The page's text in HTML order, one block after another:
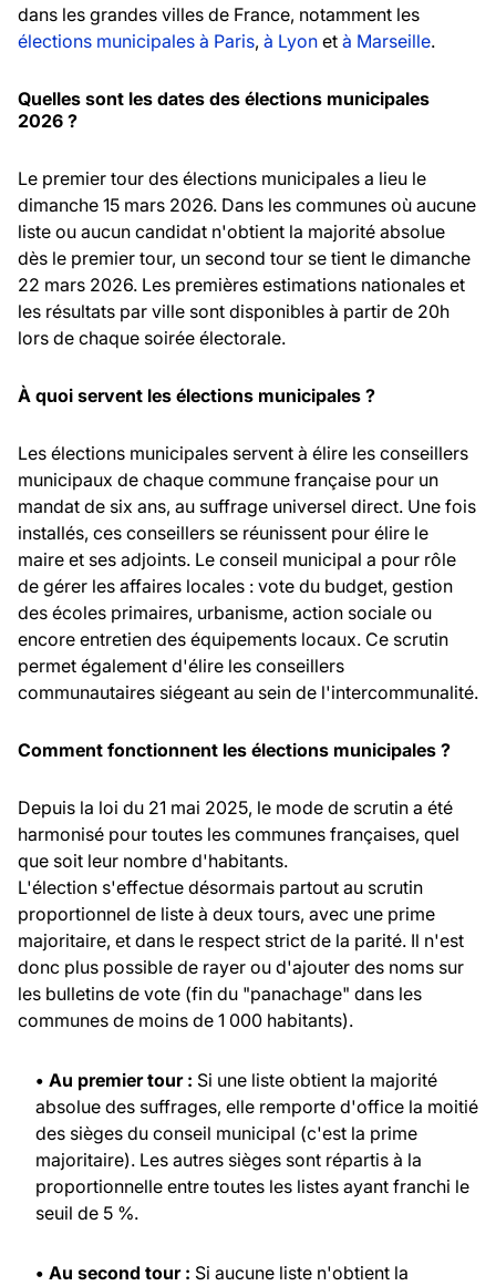
dans les grandes villes de France, notamment les
élections municipales à Paris, à Lyon et à Marseille.
Quelles sont les dates des élections municipales
2026 ?
Le premier tour des élections municipales a lieu le
dimanche 15 mars 2026. Dans les communes où aucune
liste ou aucun candidat n'obtient la majorité absolue
dès le premier tour, un second tour se tient le dimanche
22 mars 2026. Les premières estimations nationales et
les résultats par ville sont disponibles à partir de 20h
lors de chaque soirée électorale.
À quoi servent les élections municipales ?
Les élections municipales servent à élire les conseillers
municipaux de chaque commune française pour un
mandat de six ans, au suffrage universel direct. Une fois
installés, ces conseillers se réunissent pour élire le
maire et ses adjoints. Le conseil municipal a pour rôle
de gérer les affaires locales : vote du budget, gestion
des écoles primaires, urbanisme, action sociale ou
encore entretien des équipements locaux. Ce scrutin
permet également d'élire les conseillers
communautaires siégeant au sein de l'intercommunalité.
Comment fonctionnent les élections municipales ?
Depuis la loi du 21 mai 2025, le mode de scrutin a été
harmonisé pour toutes les communes françaises, quel
que soit leur nombre d'habitants.
L'élection s'effectue désormais partout au scrutin
proportionnel de liste à deux tours, avec une prime
majoritaire, et dans le respect strict de la parité. Il n'est
donc plus possible de rayer ou d'ajouter des noms sur
les bulletins de vote (fin du "panachage" dans les
communes de moins de 1 000 habitants).
• Au premier tour : Si une liste obtient la majorité
absolue des suffrages, elle remporte d'office la moitié
des sièges du conseil municipal (c'est la prime
majoritaire). Les autres sièges sont répartis à la
proportionnelle entre toutes les listes ayant franchi le
seuil de 5 %.
• Au second tour : Si aucune liste n'obtient la